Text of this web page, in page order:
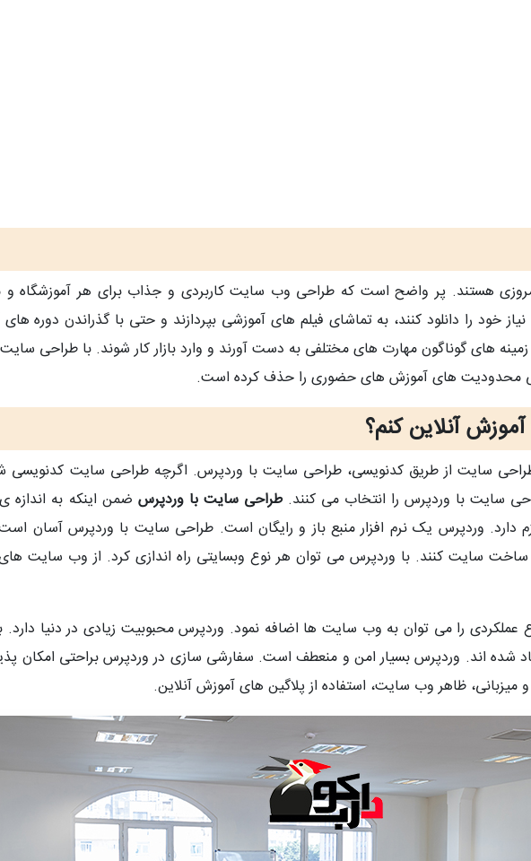
هستند. پر واضح است که طراحی وب سایت کاربردی و جذاب برای هر آموزشگاه و
خود را دانلود کنند، به تماشای فیلم های آموزشی بپردازند و حتی با گذراندن دوره
های گوناگون مهارت های مختلفی به دست آورند و وارد بازار کار شوند. با طراحی
محدودیت های آموزش های حضوری را حذف کرده است.
آنلاین کنم؟
سایت از طریق کدنویسی، طراحی سایت با وردپرس. اگرچه طراحی سایت کدنویسی
سایت با وردپرس را انتخاب می کنند.طراحی سایت با وردپرس ضمن اینکه به
وردپرس یک نرم افزار منبع باز و رایگان است. طراحی سایت با وردپرس آسان
ساخت سایت کنند. با وردپرس می توان هر نوع وبسایتی راه اندازی کرد. از وب
شده اند. وردپرس بسیار امن و منعطف است. سفارشی سازی در وردپرس براحتی
میزبانی، ظاهر وب سایت، استفاده از پلاگین های آموزش آنلاین.